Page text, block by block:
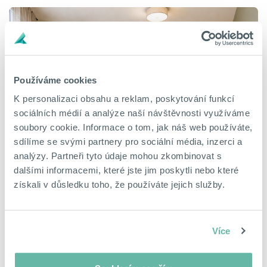
Používáme cookies
K personalizaci obsahu a reklam, poskytování funkcí
sociálních médií a analýze naší návštěvnosti využíváme
soubory cookie. Informace o tom, jak náš web používáte,
sdílíme se svými partnery pro sociální média, inzerci a
analýzy. Partneři tyto údaje mohou zkombinovat s
dalšími informacemi, které jste jim poskytli nebo které
získali v důsledku toho, že používáte jejich služby.
Více
Prodej bytu 3+1 v Dobřanech
F. X. Nohy, Dobřany, okres Plzeň-jih
4 721 000 Kč